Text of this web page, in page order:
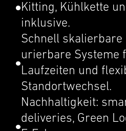
Kitting, Kühlkette
inklu­sive.
Schnell
urier­bare Systeme
Laufzeiten und
Standortwech­sel.
Nachhaltigkeit:
deliv­er­ies, Green